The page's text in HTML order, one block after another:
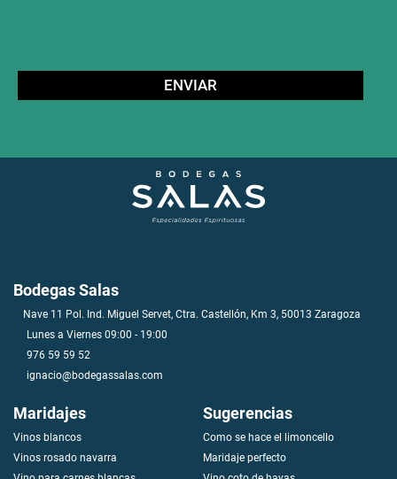
Bodegas Salas
Nave 11 Pol. Ind. Miguel Servet, Ctra. Castellón, Km 3, 50013 Zaragoza
Lunes a Viernes 09:00 - 19:00
976 59 59 52
ignacio@bodegassalas.com
Maridajes
Vinos blancos
Vinos rosado navarra
Sugerencias
Como se hace el limoncello
Maridaje perfecto